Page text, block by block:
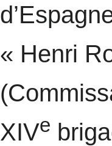
« Henri
XIVe